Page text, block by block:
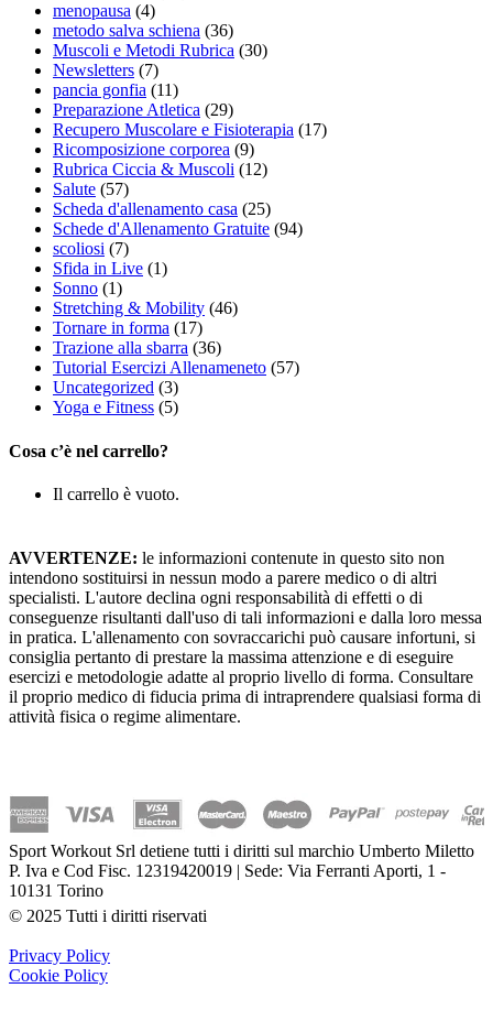
menopausa (4)
metodo salva schiena (36)
Muscoli e Metodi Rubrica (30)
Newsletters (7)
pancia gonfia (11)
Preparazione Atletica (29)
Recupero Muscolare e Fisioterapia (17)
Ricomposizione corporea (9)
Rubrica Ciccia & Muscoli (12)
Salute (57)
Scheda d'allenamento casa (25)
Schede d'Allenamento Gratuite (94)
scoliosi (7)
Sfida in Live (1)
Sonno (1)
Stretching & Mobility (46)
Tornare in forma (17)
Trazione alla sbarra (36)
Tutorial Esercizi Allenameneto (57)
Uncategorized (3)
Yoga e Fitness (5)
Cosa c’è nel carrello?
Il carrello è vuoto.
AVVERTENZE: le informazioni contenute in questo sito non
intendono sostituirsi in nessun modo a parere medico o di altri
specialisti. L'autore declina ogni responsabilità di effetti o di
conseguenze risultanti dall'uso di tali informazioni e dalla loro messa
in pratica. L'allenamento con sovraccarichi può causare infortuni, si
consiglia pertanto di prestare la massima attenzione e di eseguire
esercizi e metodologie adatte al proprio livello di forma. Consultare
il proprio medico di fiducia prima di intraprendere qualsiasi forma di
attività fisica o regime alimentare.
Sport Workout Srl detiene tutti i diritti sul marchio Umberto Miletto
P. Iva e Cod Fisc. 12319420019 | Sede: Via Ferranti Aporti, 1 -
10131 Torino
© 2025 Tutti i diritti riservati
Privacy Policy
Cookie Policy